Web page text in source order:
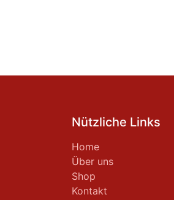
Nützliche Links
Home
Über uns
Shop
Kontakt